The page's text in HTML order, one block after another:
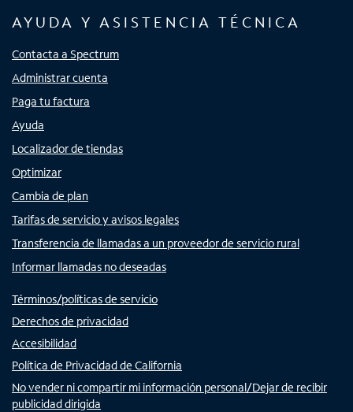
AYUDA Y ASISTENCIA TÉCNICA
Contacta a Spectrum
Administrar cuenta
Paga tu factura
Ayuda
Localizador de tiendas
Optimizar
Cambia de plan
Tarifas de servicio y avisos legales
Transferencia de llamadas a un proveedor de servicio rural
Informar llamadas no deseadas
Términos/políticas de servicio
Derechos de privacidad
Accesibilidad
Política de Privacidad de California
No vender ni compartir mi información personal/Dejar de recibir
publicidad dirigida